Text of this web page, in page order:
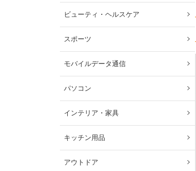
ビューティ・ヘルスケア
スポーツ
モバイルデータ通信
パソコン
インテリア・家具
キッチン用品
アウトドア